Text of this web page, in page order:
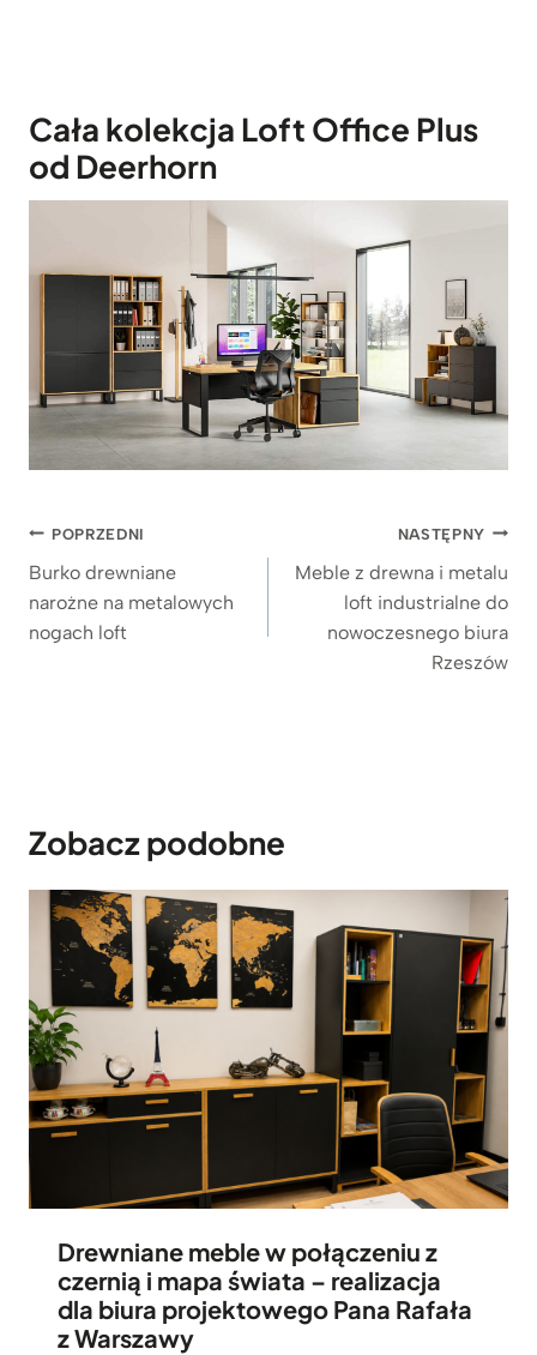
Cała kolekcja Loft Office Plus
od Deerhorn
Nawigacja
wpisu
POPRZEDNI
Burko drewniane
narożne na metalowych
nogach loft
NASTĘPNY
Meble z drewna i metalu
loft industrialne do
nowoczesnego biura
Rzeszów
Zobacz podobne
Drewniane meble w połączeniu z
czernią i mapa świata – realizacja
dla biura projektowego Pana Rafała
z Warszawy